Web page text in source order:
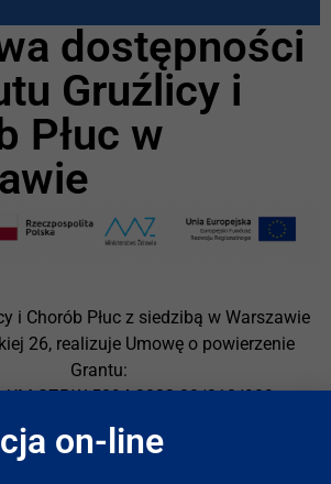
dostępności
Gruźlicy i
Płuc w
i Chorób Płuc z siedzibą w Warszawie
26, realizuje Umowę o powierzenie
Grantu:
UM.SZP.W-5094.2022-00/318/909 o
Grantu na realizację przedsięwzięcia
Instytutu Gruźlicy i Chorób
on-line